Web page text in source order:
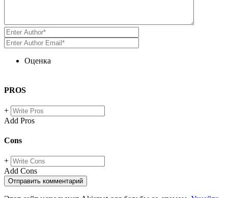
Оценка
PROS
+
Add Pros
Cons
+
Add Cons